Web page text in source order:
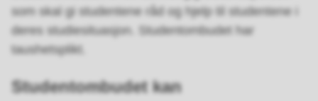
som skal gi studentene råd og hjelp til studentene i
deres studiesituasjon. Studentombudet har
taushetsplikt.
Studentombudet kan